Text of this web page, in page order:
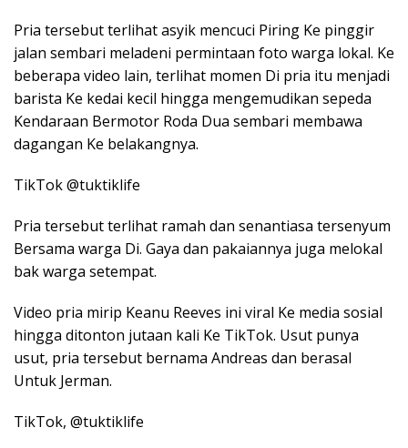
Pria tersebut terlihat asyik mencuci Piring Ke pinggir
jalan sembari meladeni permintaan foto warga lokal. Ke
beberapa video lain, terlihat momen Di pria itu menjadi
barista Ke kedai kecil hingga mengemudikan sepeda
Kendaraan Bermotor Roda Dua sembari membawa
dagangan Ke belakangnya.
TikTok @tuktiklife
Pria tersebut terlihat ramah dan senantiasa tersenyum
Bersama warga Di. Gaya dan pakaiannya juga melokal
bak warga setempat.
Video pria mirip Keanu Reeves ini viral Ke media sosial
hingga ditonton jutaan kali Ke TikTok. Usut punya
usut, pria tersebut bernama Andreas dan berasal
Untuk Jerman.
TikTok, @tuktiklife